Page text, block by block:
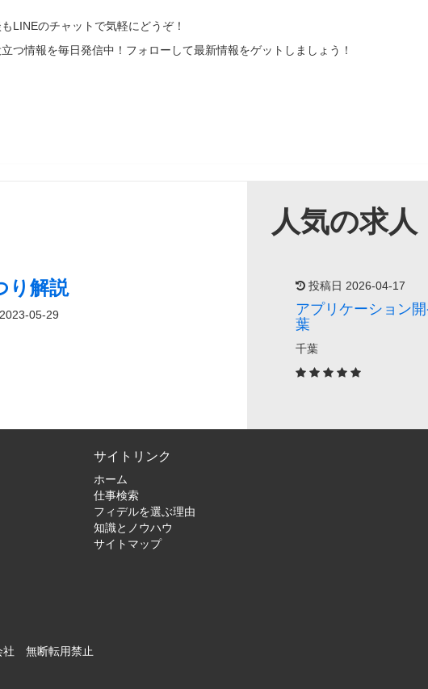
LINEのチャットで気軽にどうぞ！
つ情報を毎日発信中！フォローして最新情報をゲットしましょう！
り解説
05-29
人気の求人
投稿日 2026-04-17
アプリケーション
葉
千葉
サイトリンク
ホーム
仕事検索
フィデルを選ぶ理由
知識とノウハウ
サイトマップ
社 無断転用禁止